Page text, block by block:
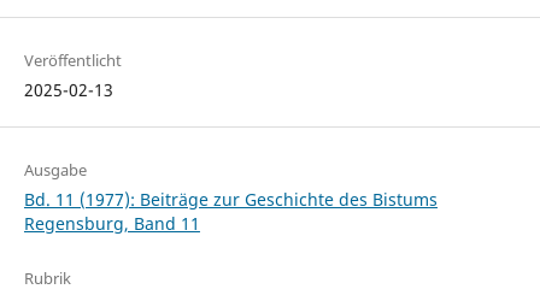
Veröffentlicht
2025-02-13
Ausgabe
Bd. 11 (1977): Beiträge zur Geschichte des Bistums
Regensburg, Band 11
Rubrik